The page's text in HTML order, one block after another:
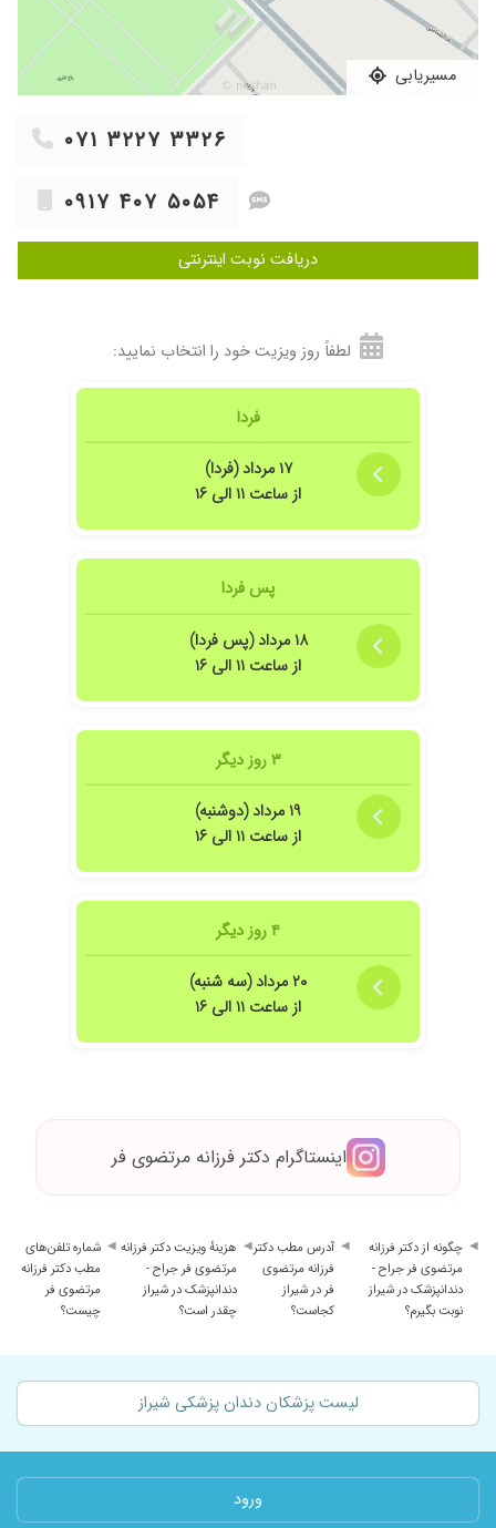
مسیریابی
۰۷۱ ۳۲۲۷ ۳۳۲۶
۰۹۱۷ ۴۰۷ ۵۰۵۴
دریافت نوبت اینترنتی
لطفاً روز ویزیت خود را انتخاب نمایید:
فردا
۱۷ مرداد (فردا)
از ساعت ۱۱ الی ۱۶
پس فردا
۱۸ مرداد (پس فردا)
از ساعت ۱۱ الی ۱۶
۳ روز دیگر
۱۹ مرداد (دوشنبه)
از ساعت ۱۱ الی ۱۶
۴ روز دیگر
۲۰ مرداد (سه شنبه)
از ساعت ۱۱ الی ۱۶
اینستاگرام دکتر فرزانه مرتضوی فر
چگونه از دکتر فرزانه
مرتضوی فر جراح -
دندانپزشک در شیراز
نوبت بگیرم؟
آدرس مطب دکتر
فرزانه مرتضوی
فر در شیراز
کجاست؟
هزینهٔ ویزیت دکتر فرزانه
مرتضوی فر جراح -
دندانپزشک در شیراز
چقدر است؟
شماره تلفن‌های
مطب دکتر فرزانه
مرتضوی فر
چیست؟
لیست پزشکان دندان پزشکی شیراز
ورود